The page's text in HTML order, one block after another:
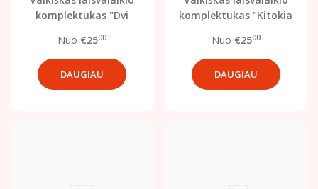
komplektukas "Dvi
Nuo €2500
DAUGIAU
komplektukas "Kitokia
Nuo €2500
DAUGIAU